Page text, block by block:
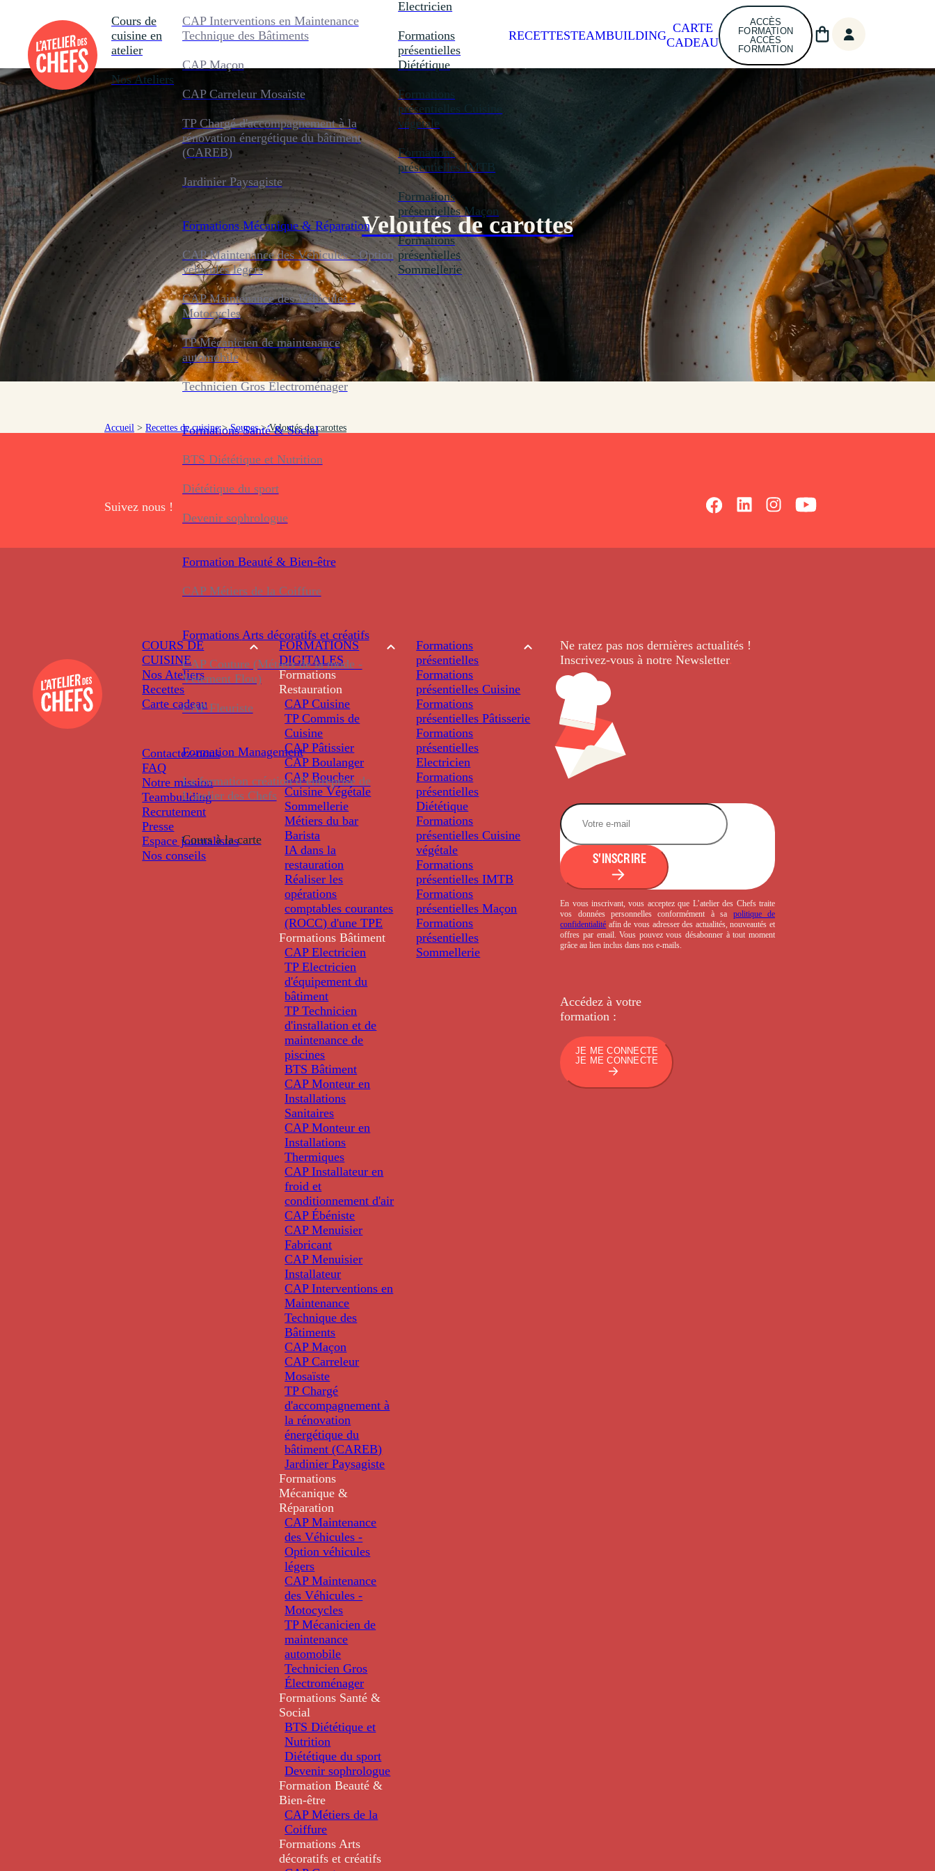
Cours de
cuisine en
atelier
Nos Ateliers
CAP Interventions en Maintenance
Technique des Bâtiments
CAP Maçon
CAP Carreleur Mosaïste
TP Chargé d'accompagnement à la
rénovation énergétique du bâtiment
(CAREB)
Jardinier Paysagiste
Formations Mécanique & Réparation
CAP Maintenance des Véhicules - Option
véhicules légers
CAP Maintenance des Véhicules -
Motocycles
TP Mécanicien de maintenance
automobile
Technicien Gros Électroménager
Formations Santé & Social
BTS Diététique et Nutrition
Diététique du sport
Devenir sophrologue
Formation Beauté & Bien-être
CAP Métiers de la Coiffure
Formations Arts décoratifs et créatifs
CAP Couture (Métiers de la mode -
Vêtement Flou)
CAP Fleuriste
Formation Management
La formation création d’entreprise de
L’atelier des Chefs
Cours à la carte
Electricien
Formations
présentielles
Diététique
Formations
présentielles Cuisine
végétale
Formations
présentielles IMTB
Formations
présentielles Maçon
Formations
présentielles
Sommellerie
RECETTESTEAMBUILDING
CARTE
CADEAU
ACCÈS
FORMATION
ACCÈS
FORMATION
Veloutés de carottes
Accueil > Recettes de cuisine > Soupes > Veloutés de carottes
Suivez nous !
COURS DE
CUISINE
Nos Ateliers
Recettes
Carte cadeau
Contactez-nous
FAQ
Notre mission
Teambuilding
Recrutement
Presse
Espace journalistes
Nos conseils
FORMATIONS
DIGITALES
Formations
Restauration
CAP Cuisine
TP Commis de
Cuisine
CAP Pâtissier
CAP Boulanger
CAP Boucher
Cuisine Végétale
Sommellerie
Métiers du bar
Barista
IA dans la
restauration
Réaliser les
opérations
comptables courantes
(ROCC) d'une TPE
Formations Bâtiment
CAP Electricien
TP Electricien
d'équipement du
bâtiment
TP Technicien
d'installation et de
maintenance de
piscines
BTS Bâtiment
CAP Monteur en
Installations
Sanitaires
CAP Monteur en
Installations
Thermiques
CAP Installateur en
froid et
conditionnement d'air
CAP Ébéniste
CAP Menuisier
Fabricant
CAP Menuisier
Installateur
CAP Interventions en
Maintenance
Technique des
Bâtiments
CAP Maçon
CAP Carreleur
Mosaïste
TP Chargé
d'accompagnement à
la rénovation
énergétique du
bâtiment (CAREB)
Jardinier Paysagiste
Formations
Mécanique &
Réparation
CAP Maintenance
des Véhicules -
Option véhicules
légers
CAP Maintenance
des Véhicules -
Motocycles
TP Mécanicien de
maintenance
automobile
Technicien Gros
Électroménager
Formations Santé &
Social
BTS Diététique et
Nutrition
Diététique du sport
Devenir sophrologue
Formation Beauté &
Bien-être
CAP Métiers de la
Coiffure
Formations Arts
décoratifs et créatifs
Formations
présentielles
Formations
présentielles Cuisine
Formations
présentielles Pâtisserie
Formations
présentielles
Electricien
Formations
présentielles
Diététique
Formations
présentielles Cuisine
végétale
Formations
présentielles IMTB
Formations
présentielles Maçon
Formations
présentielles
Sommellerie
Ne ratez pas nos dernièresactualités !
Inscrivez-vous à notre Newsletter.
S'INSCRIRE
En vous inscrivant, vous acceptez que L’atelier des Chefs traite
vos données personnelles conformément à sa politique de
confidentialité afin de vous adresser des actualités, nouveautés et
offres par email. Vous pouvez vous désabonner à tout moment
grâce au lien inclus dans nos e-mails.
Accédez à votre
formation :
JE ME CONNECTE
JE ME CONNECTE